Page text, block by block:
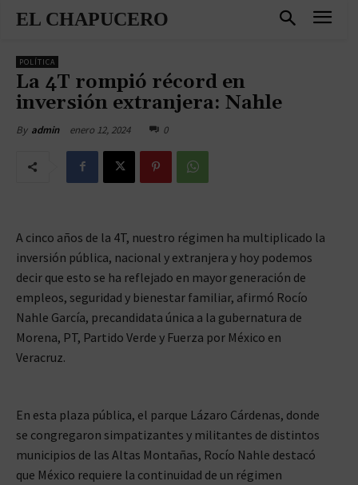
EL CHAPUCERO
POLÍTICA
La 4T rompió récord en
inversión extranjera: Nahle
By admin enero 12, 2024 0
A cinco años de la 4T, nuestro régimen ha multiplicado la
inversión pública, nacional y extranjera y hoy podemos
decir que esto se ha reflejado en mayor generación de
empleos, seguridad y bienestar familiar, afirmó Rocío
Nahle García, precandidata única a la gubernatura de
Morena, PT, Partido Verde y Fuerza por México en
Veracruz.
En esta plaza pública, el parque Lázaro Cárdenas, donde
se congregaron simpatizantes y militantes de distintos
municipios de las Altas Montañas, Rocío Nahle destacó
que México requiere la continuidad de un régimen